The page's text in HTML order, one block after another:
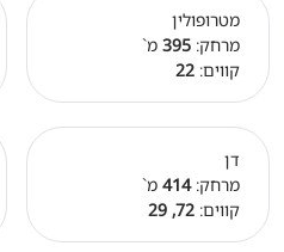
מטרופולין
מרחק: 395 מ`
קווים: 22
דן
מרחק:414 מ`
קווים: 72, 29